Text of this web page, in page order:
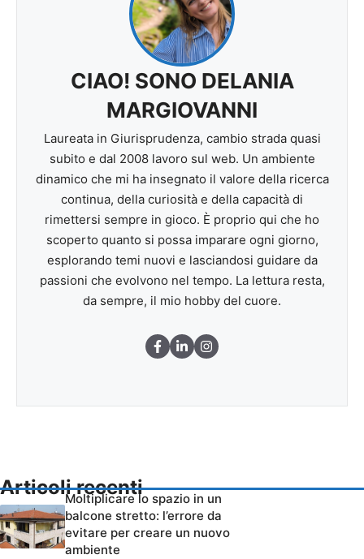
CIAO! SONO DELANIA
MARGIOVANNI
Laureata in Giurisprudenza, cambio strada quasi
subito e dal 2008 lavoro sul web. Un ambiente
dinamico che mi ha insegnato il valore della ricerca
continua, della curiosità e della capacità di
rimettersi sempre in gioco. È proprio qui che ho
scoperto quanto si possa imparare ogni giorno,
esplorando temi nuovi e lasciandosi guidare da
passioni che evolvono nel tempo. La lettura resta,
da sempre, il mio hobby del cuore.
Articoli recenti
Moltiplicare lo spazio in un
balcone stretto: l’errore da
evitare per creare un nuovo
ambiente